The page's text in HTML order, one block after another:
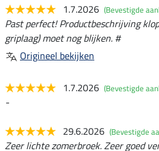
1.7.2026 (Bevestigde
Past perfect! Productbeschrijving
griplaag) moet nog blijken. #
Origineel bekijken
1.7.2026 (Bevestigde
-
29.6.2026 (Bevestigde
Zeer lichte zomerbroek. Zeer goed